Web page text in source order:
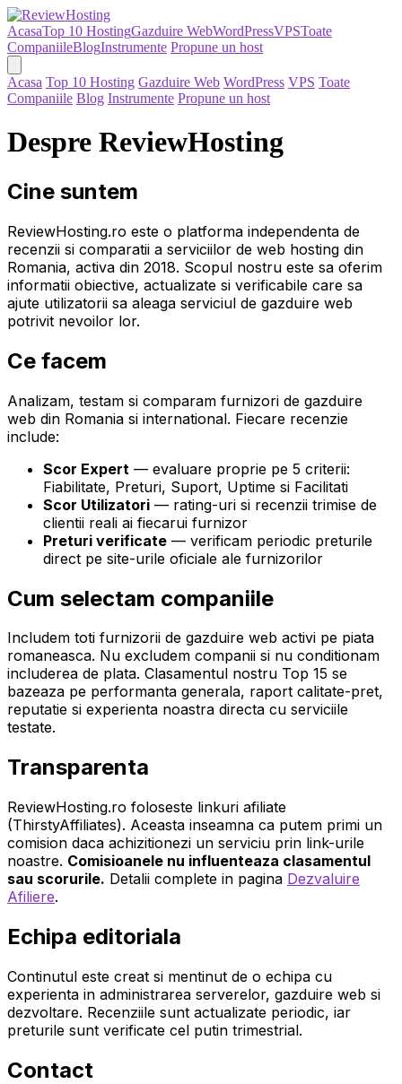
AcasaTop 10 HostingGazduire WebWordPressVPSToate
CompaniileBlogInstrumente Propune un host
Acasa Top 10 Hosting Gazduire Web WordPress VPS Toate
Companiile Blog Instrumente Propune un host
Despre ReviewHosting
Cine suntem
ReviewHosting.ro este o platforma independenta de
recenzii si comparatii a serviciilor de web hosting din
Romania, activa din 2018. Scopul nostru este sa oferim
informatii obiective, actualizate si verificabile care sa
ajute utilizatorii sa aleaga serviciul de gazduire web
potrivit nevoilor lor.
Ce facem
Analizam, testam si comparam furnizori de gazduire
web din Romania si international. Fiecare recenzie
include:
Scor Expert — evaluare proprie pe 5 criterii:
Fiabilitate, Preturi, Suport, Uptime si Facilitati
Scor Utilizatori — rating-uri si recenzii trimise de
clientii reali ai fiecarui furnizor
Preturi verificate — verificam periodic preturile
direct pe site-urile oficiale ale furnizorilor
Cum selectam companiile
Includem toti furnizorii de gazduire web activi pe piata
romaneasca. Nu excludem companii si nu conditionam
includerea de plata. Clasamentul nostru Top 15 se
bazeaza pe performanta generala, raport calitate-pret,
reputatie si experienta noastra directa cu serviciile
testate.
Transparenta
ReviewHosting.ro foloseste linkuri afiliate
(ThirstyAffiliates). Aceasta inseamna ca putem primi un
comision daca achizitionezi un serviciu prin link-urile
noastre. Comisioanele nu influenteaza clasamentul
sau scorurile. Detalii complete in pagina Dezvaluire
Afiliere.
Echipa editoriala
Continutul este creat si mentinut de o echipa cu
experienta in administrarea serverelor, gazduire web si
dezvoltare. Recenziile sunt actualizate periodic, iar
preturile sunt verificate cel putin trimestrial.
Contact